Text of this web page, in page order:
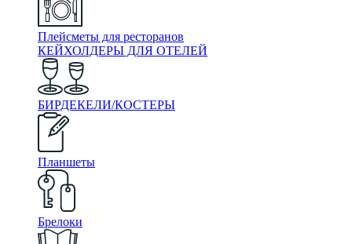
Плейсметы для ресторанов
КЕЙХОЛДЕРЫ ДЛЯ ОТЕЛЕЙ
БИРДЕКЕЛИ/КОСТЕРЫ
Планшеты
Брелоки